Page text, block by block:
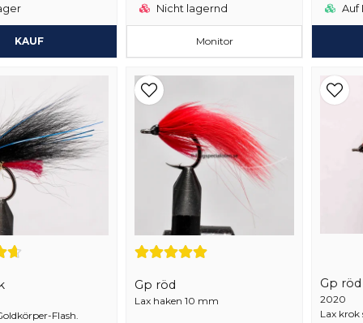
KAUF
Nicht lagernd
Monitor
Auf
Flash.
Gp röd
Lax haken 10 mm
Gp röd
2020
Lax